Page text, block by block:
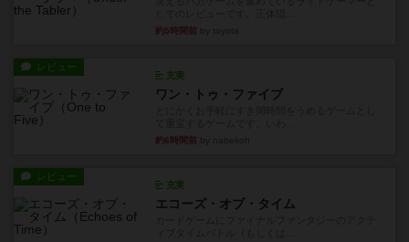
約5時間前
レビュー
充実
ワン・トゥ・ファイブ
約6時間前
レビュー
充実
エコーズ・オブ・タイム